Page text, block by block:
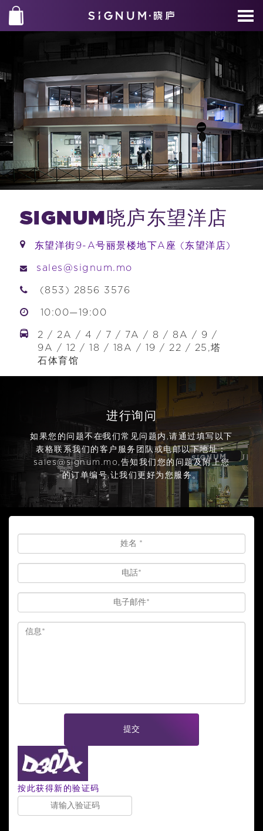
SIGNUM晓庐东望洋店
东望洋街9-A号丽景楼地下A座 (东望洋店)
sales@signum.mo
(853) 2856 3576
10:00—19:00
2 / 2A / 4 / 7 / 7A / 8 / 8A / 9 /
9A / 12 / 18 / 18A / 19 / 22 / 25,塔
石体育馆
进行询问
如果您的问题不在我们常见问题内,请通过填写以下
表格联系我们的客户服务团队或电邮以下地址：
sales@signum.mo ,告知我们您的问题及附上您
的订单编号,让我们更好为您服务。
提交
按此获得新的验证码